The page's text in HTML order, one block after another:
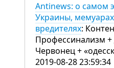
Antinews: о самом
Украины,
вредителях:
Профессинализм +
Червонец +
2019-08-28 23:59:34